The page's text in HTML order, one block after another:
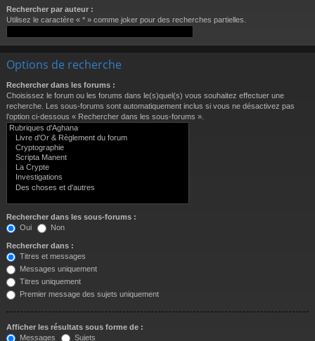
Rechercher par auteur :
Utilisez le caractère « * » comme joker pour des recherches partielles.
Options de recherche
Rechercher dans les forums :
Choisissez le forum ou les forums dans le(s)quel(s) vous souhaitez effectuer une
recherche. Les sous-forums sont automatiquement inclus si vous ne désactivez pas
l’option ci-dessous « Rechercher dans les sous-forums ».
Rechercher dans les sous-forums :
Oui
Non
Rechercher dans :
Titres et messages
Messages uniquement
Titres uniquement
Premier message des sujets uniquement
Afficher les résultats sous forme de :
Messages
Sujets